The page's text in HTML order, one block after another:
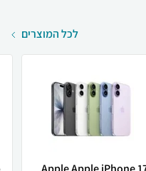
לכל המוצרים